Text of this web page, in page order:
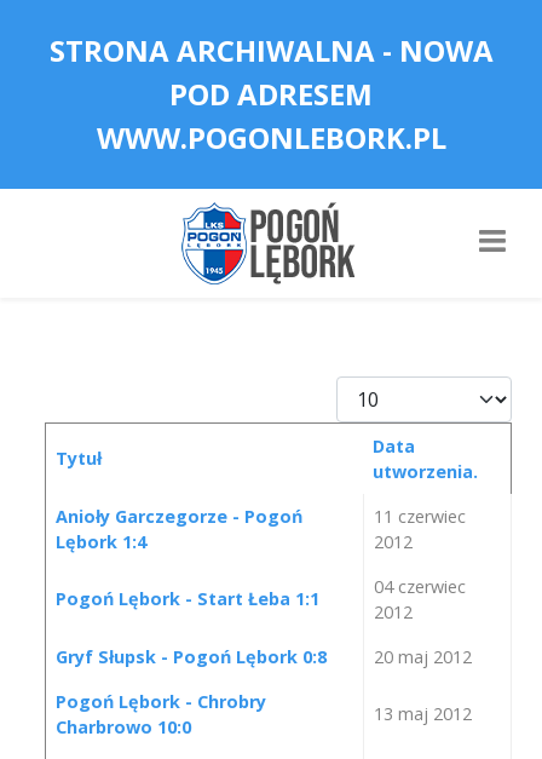
STRONA ARCHIWALNA - NOWA
POD ADRESEM
WWW.POGONLEBORK.PL
Pokaż #
Spis artykułów
Tytuł
Data
utworzenia.
Anioły Garczegorze - Pogoń
Lębork 1:4
11 czerwiec
2012
Pogoń Lębork - Start Łeba 1:1
04 czerwiec
2012
Gryf Słupsk - Pogoń Lębork 0:8
20 maj 2012
Pogoń Lębork - Chrobry
Charbrowo 10:0
13 maj 2012